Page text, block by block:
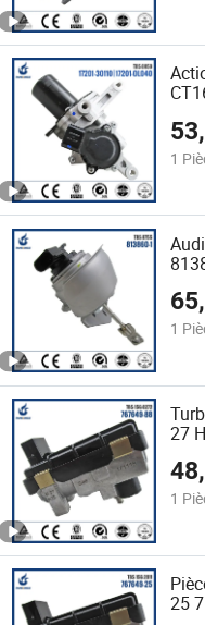
1
1
27
1
25